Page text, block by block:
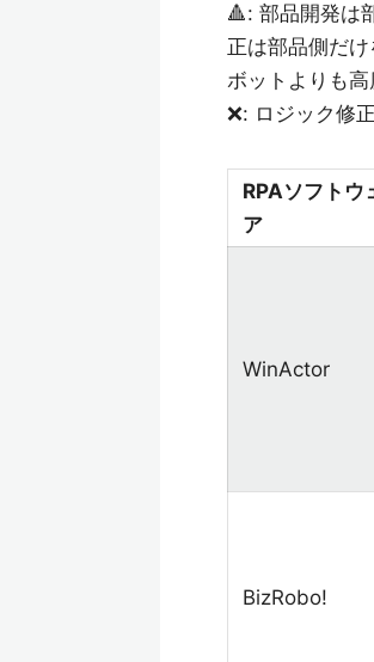
🔺: 部品開発は
正は部品側だ
ボットよりも高
❌: ロジック修
RPAソフトウ
ア
WinActor
BizRobo!